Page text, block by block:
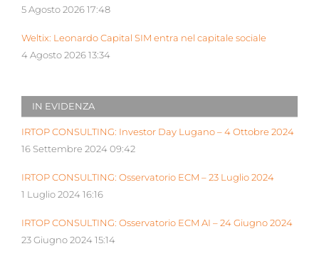
5 Agosto 2026 17:48
Weltix: Leonardo Capital SIM entra nel capitale sociale
4 Agosto 2026 13:34
IN EVIDENZA
IRTOP CONSULTING: Investor Day Lugano – 4 Ottobre 2024
16 Settembre 2024 09:42
IRTOP CONSULTING: Osservatorio ECM – 23 Luglio 2024
1 Luglio 2024 16:16
IRTOP CONSULTING: Osservatorio ECM AI – 24 Giugno 2024
23 Giugno 2024 15:14